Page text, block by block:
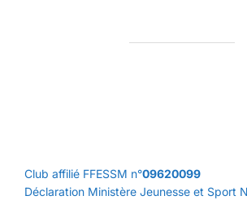
Club affilié FFESSM n°09620099
Déclaration Ministère Jeunesse et Sport